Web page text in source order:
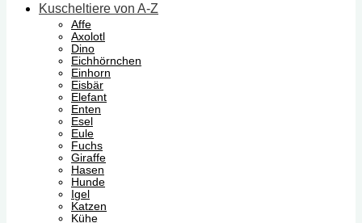
Kuscheltiere von A-Z
Affe
Axolotl
Dino
Eichhörnchen
Einhorn
Eisbär
Elefant
Enten
Esel
Eule
Fuchs
Giraffe
Hasen
Hunde
Igel
Katzen
Kühe